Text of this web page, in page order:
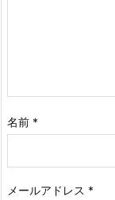
名前 *
メールアドレス *